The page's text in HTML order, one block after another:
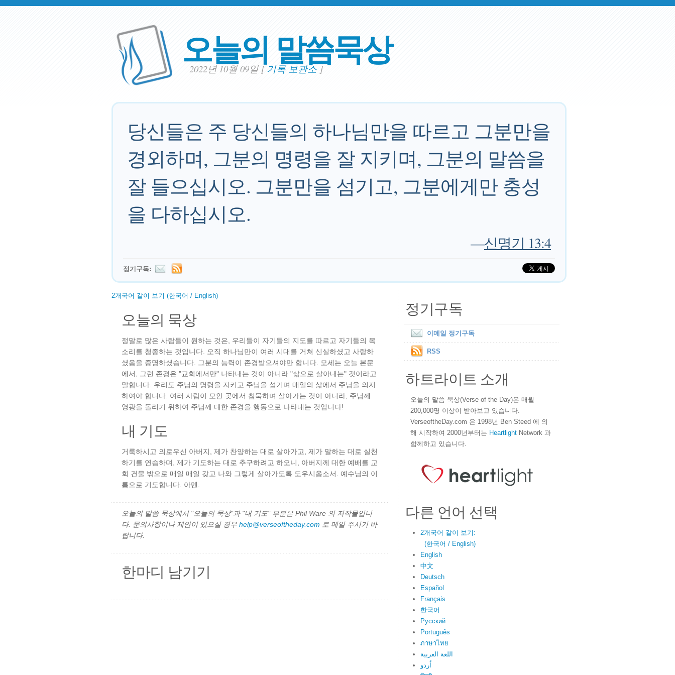
오늘의 말씀묵상
2022년 10월 09일 [기록 보관소]
당신들은 주 당신들의 하나님만을 따르고 그분만을
경외하며, 그분의 명령을 잘 지키며, 그분의 말씀을
잘 들으십시오. 그분만을 섬기고, 그분에게만 충성
을 다하십시오.
—신명기 13:4
정기구독:
2개국어 같이 보기 (한국어 / English)
오늘의 묵상
정말로 많은 사람들이 원하는 것은, 우리들이 자기들의 지도를 따르고 자기들의 목
소리를 청종하는 것입니다. 오직 하나님만이 여러 시대를 거쳐 신실하셨고 사랑하
셨음을 증명하셨습니다. 그분의 능력이 존경받으셔야만 합니다. 모세는 오늘 본문
에서, 그런 존경은 "교회에서만" 나타내는 것이 아니라 "삶으로 살아내는" 것이라고
말합니다. 우리도 주님의 명령을 지키고 주님을 섬기며 매일의 삶에서 주님을 의지
하여야 합니다. 여러 사람이 모인 곳에서 침묵하며 살아가는 것이 아니라, 주님께
영광을 돌리기 위하여 주님께 대한 존경을 행동으로 나타내는 것입니다!
내 기도
거룩하시고 의로우신 아버지, 제가 찬양하는 대로 살아가고, 제가 말하는 대로 실천
하기를 연습하며, 제가 기도하는 대로 추구하려고 하오니, 아버지께 대한 예배를 교
회 건물 밖으로 매일 매일 갖고 나와 그렇게 살아가도록 도우시옵소서. 예수님의 이
름으로 기도합니다. 아멘.
오늘의 말씀 묵상에서 "오늘의 묵상"과 "내 기도" 부분은 Phil Ware 의 저작물입니
다. 문의사항이나 제안이 있으실 경우 help@verseoftheday.com 로 메일 주시기 바
랍니다.
한마디 남기기
정기구독
이메일 정기구독
RSS
하트라이트 소개
오늘의 말씀 묵상(Verse of the Day)은 매월
200,000명 이상이 받아보고 있습니다.
VerseoftheDay.com 은 1998년 Ben Steed 에 의
해 시작하여 2000년부터는 Heartlight Network 과
함께하고 있습니다.
다른 언어 선택
2개국어 같이 보기:
(한국어 / English)
English
中文
Deutsch
Español
Français
한국어
Русский
Português
ภาษาไทย
اللغة العربية
اُردو